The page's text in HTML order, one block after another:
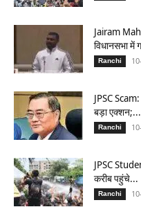
Jairam
विधानसभा में
Ranchi
JPSC
बड़ा एक्शन;...
Ranchi
JPSC
करीब पहुंचे...
Ranchi